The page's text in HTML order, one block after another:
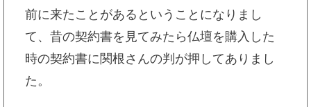
前に来たことがあるということになりまし
て、昔の契約書を見てみたら仏壇を購入した
時の契約書に関根さんの判が押してありまし
た。